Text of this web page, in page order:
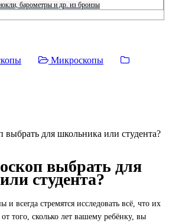
барометры и др. из бронзы
Микроскопы
выбрать для школьника или студента?
выбрать для
студента?
и всегда стремятся исследовать всё, что их
того, сколько лет вашему ребёнку, вы